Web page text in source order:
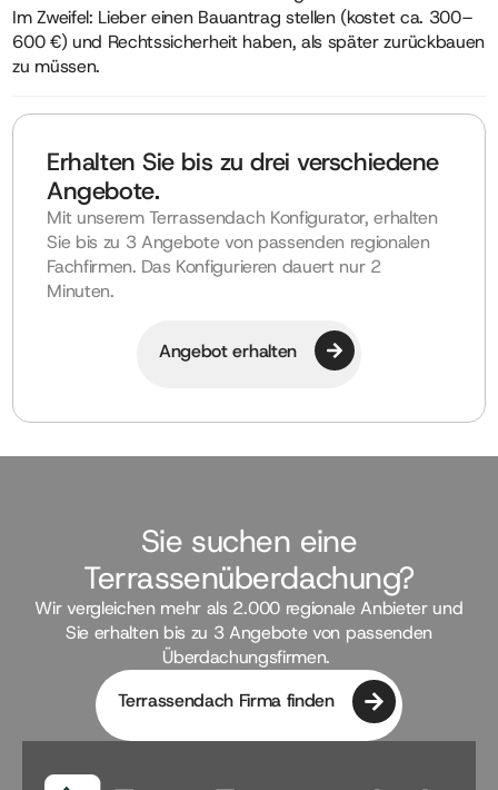
Im Zweifel: Lieber einen Bauantrag stellen (kostet ca. 300–
600 €) und Rechtssicherheit haben, als später zurückbauen
zu müssen.
Erhalten Sie bis zu drei verschiedene
Angebote.
Mit unserem Terrassendach Konfigurator, erhalten
Sie bis zu 3 Angebote von passenden regionalen
Fachfirmen. Das Konfigurieren dauert nur 2
Minuten.
Angebot erhalten
Sie suchen eine
Terrassenüberdachung?
Wir vergleichen mehr als 2.000 regionale Anbieter und
Sie erhalten bis zu 3 Angebote von passenden
Überdachungsfirmen.
Terrassendach Firma finden